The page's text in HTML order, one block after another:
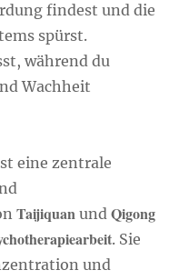
findest und die
spürst.
während du
Wachheit
eine zentrale
Taijiquan undQigong
. Sie
und